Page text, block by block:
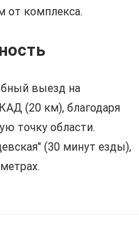
от комплекса.
выезд на
(20 км), благодаря
точку области.
(30 минут езды),